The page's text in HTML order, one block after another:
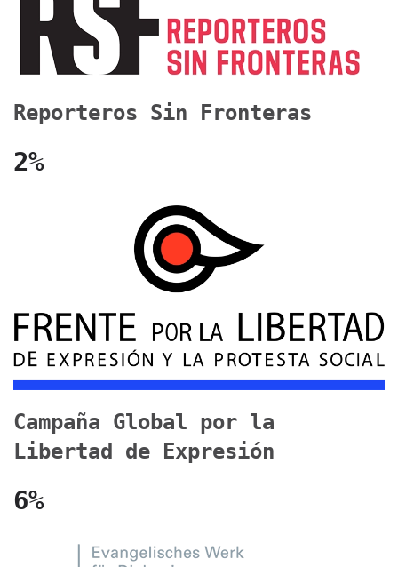
Reporteros Sin Fronteras
2%
Campaña Global por la
Libertad de Expresión
6%